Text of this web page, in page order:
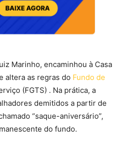
Marinho, encaminhou à Casa
altera as regras do Fundo de
(FGTS) . Na prática, a
demitidos a partir de
“saque-aniversário”,
do fundo.